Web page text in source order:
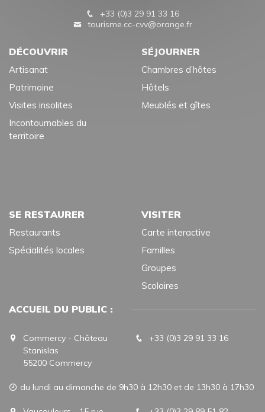
+33 (0)3 29 91 33 16
tourisme.cc-cvv@orange.fr
DÉCOUVRIR
Artisanat
Patrimoine
Visites insolites
Incontournables du
territoire
SÉJOURNER
Chambres d’hôtes
Hôtels
Meublés et gîtes
SE RESTAURER
Restaurants
Spécialités locales
VISITER
Carte interactive
Familles
Groupes
Scolaires
ACCUEIL DU PUBLIC :
Commercy - Château
Stanislas
55200 Commercy
+33 (0)3 29 91 33 16
du lundi au dimanche de 9h30 à 12h30 et de 13h30 à 17h30